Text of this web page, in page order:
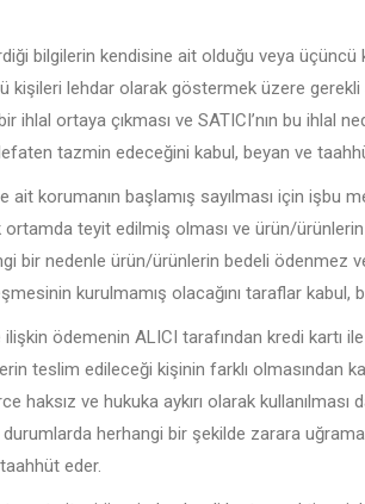
bilgilerin kendisine ait olduğu veya
lehdar olarak göstermek üzere gerekli
ihlal ortaya çıkması ve SATICI’nın bu ihlal
tazmin edeceğini kabul, beyan ve
korumanın başlamış sayılması için işbu
teyit edilmiş olması ve ürün/ürünlerin
bir nedenle ürün/ürünlerin bedeli ödenmez
kurulmamış olacağını taraflar kabul,
ödemenin ALICI tarafından kredi kartı
teslim edileceği kişinin farklı olmasından
haksız ve hukuka aykırı olarak
herhangi bir şekilde zarara
eder.